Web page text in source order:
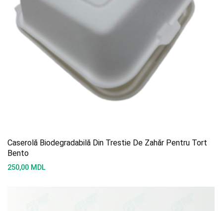
Caserolă Biodegradabilă Din Trestie De Zahăr Pentru Tort
Bento
250,00 MDL